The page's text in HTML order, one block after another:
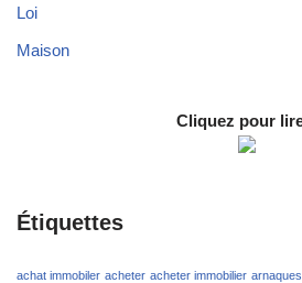
Loi
Maison
Cliquez pour
Étiquettes
achat immobiler acheter acheter immobilier